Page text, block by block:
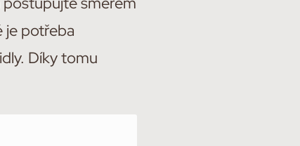
je potřeba
Díky tomu